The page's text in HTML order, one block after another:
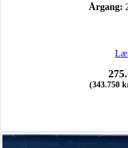
Årgang:
(343.750